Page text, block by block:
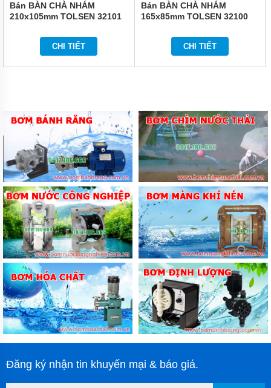
MÁY
HÚT
CỤ
CỤ
MÁY
IN
DATE
THIẾT
BỊ
ĐIỆN
VỆ
SINH
CÔNG
NGHIỆP
VẬN
CHUYỂN
NÂNG
ĐỠ
QUẢN
GÓI
Bán BÀN CHÀ NHÁM
210x105mm TOLSEN 32101
CHI TIẾT
Bán BÀN CHÀ NHÁM
165x85mm TOLSEN 32100
CHI TIẾT
Đăng ký nhận tin khuyến mại & báo giá.